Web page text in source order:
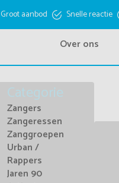
Groot aanbod Snelle reactie
Over ons
Categorie
Zangers
Zangeressen
Zanggroepen
Urban /
Rappers
Jaren 90